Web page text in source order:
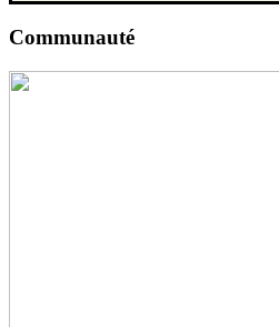
Communauté